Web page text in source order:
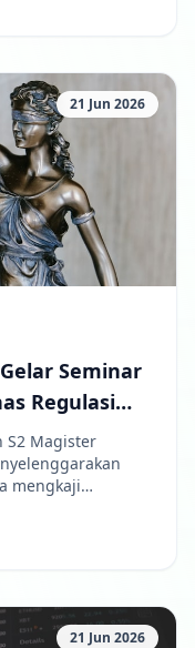
21 Jun 2026
Seminar
Regulasi
S2 Magister
mengkaji
21 Jun 2026